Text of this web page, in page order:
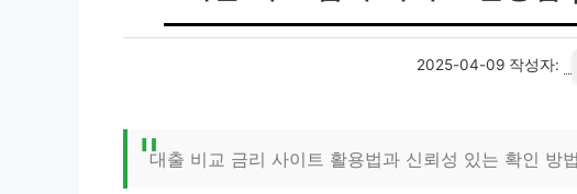
2025-04-09 작성자:
대출 비교 금리 사이트 활용법과 신뢰성 있는 확인 방법